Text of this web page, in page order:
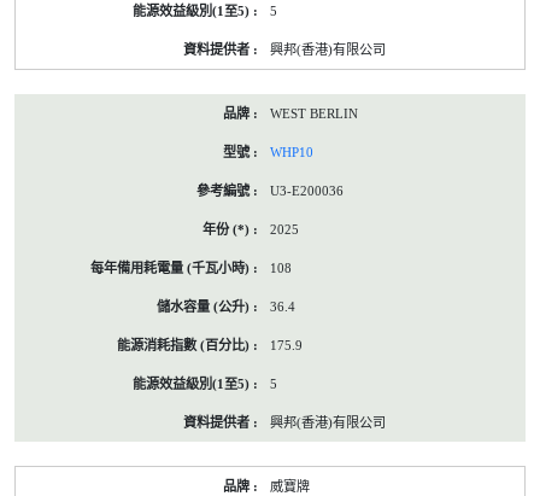
5
興邦(香港)有限公司
WEST BERLIN
WHP10
U3-E200036
2025
108
36.4
175.9
5
興邦(香港)有限公司
威寶牌